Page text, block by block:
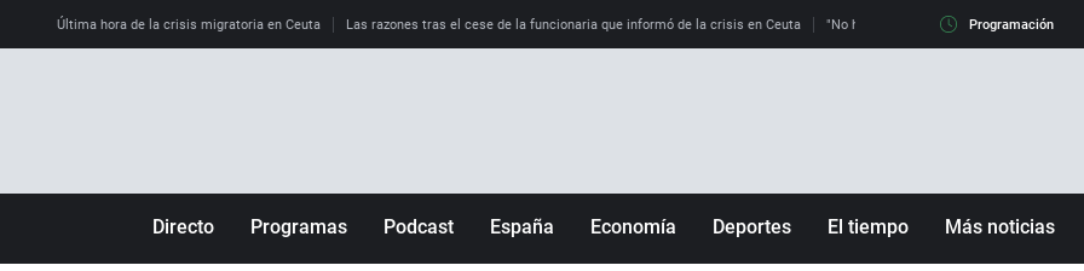
Última hora de la crisis migratoria en Ceuta Las razones tras el cese de la funcionaria que informó de la crisis en Ceuta "No hay mafias, que no nos engañen":
Programación
Directo Programas Podcast España Economía Deportes El tiempo Más noticias